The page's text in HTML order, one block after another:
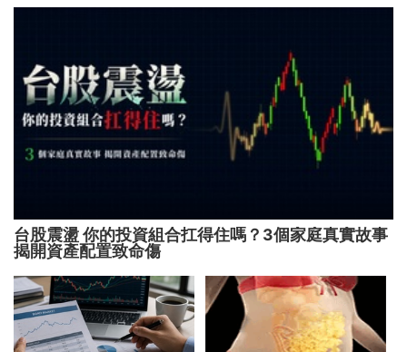
台股震盪 你的投資組合扛得住嗎？3個家庭真實故事
揭開資產配置致命傷